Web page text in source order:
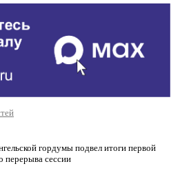
гордумы подвел итоги первой
перерыва сессии